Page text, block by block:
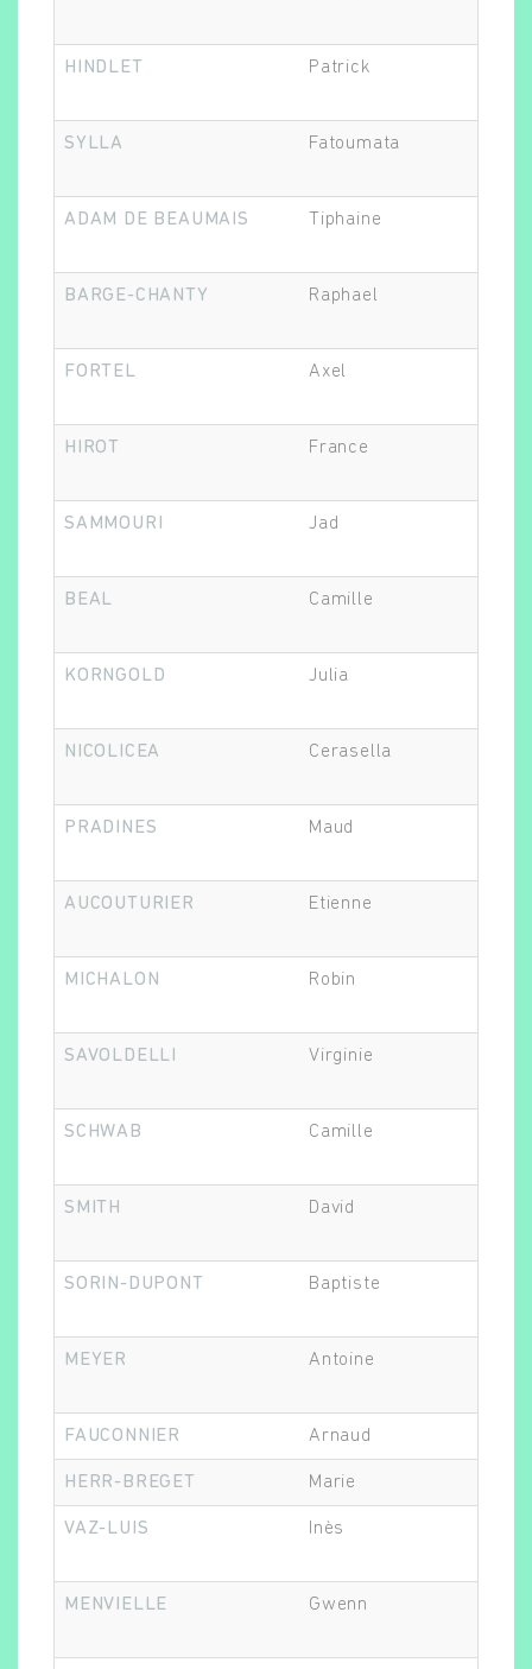
HINDLET Patrick
SYLLA Fatoumata
ADAM DE BEAUMAIS Tiphaine
BARGE-CHANTY Raphael
FORTEL Axel
HIROT France
SAMMOURI Jad
BEAL Camille
KORNGOLD Julia
NICOLICEA Cerasella
PRADINES Maud
AUCOUTURIER Etienne
MICHALON Robin
SAVOLDELLI Virginie
SCHWAB Camille
SMITH David
SORIN-DUPONT Baptiste
MEYER Antoine
FAUCONNIER Arnaud
HERR-BREGET Marie
VAZ-LUIS Inès
MENVIELLE Gwenn